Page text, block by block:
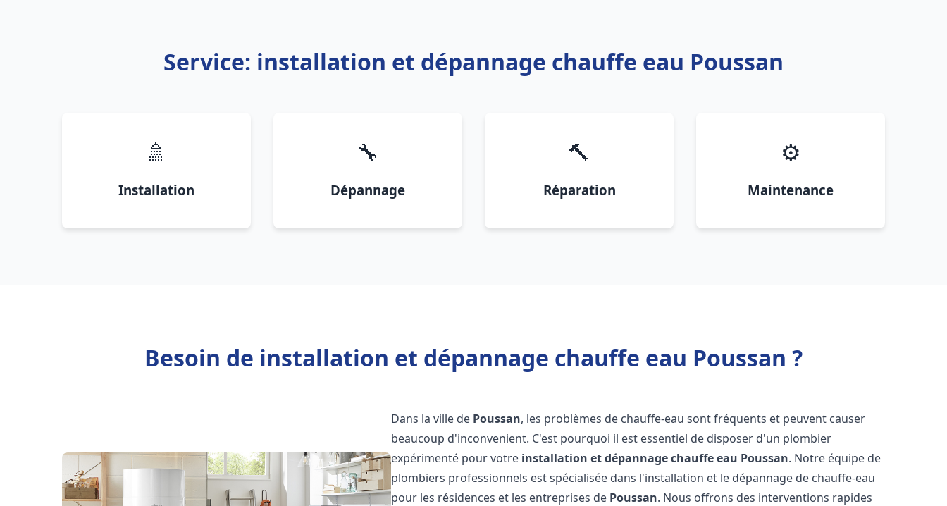
Service: installation et dépannage chauffe eau Poussan
🚿
Installation
🔧
Dépannage
🔨
Réparation
⚙️
Maintenance
Besoin de installation et dépannage chauffe eau Poussan ?
Dans la ville de Poussan, les problèmes de chauffe-eau sont fréquents et peuvent causer
beaucoup d'inconvenient. C'est pourquoi il est essentiel de disposer d'un plombier
expérimenté pour votre installation et dépannage chauffe eau Poussan. Notre équipe de
plombiers professionnels est spécialisée dans l'installation et le dépannage de chauffe-eau
pour les résidences et les entreprises de Poussan. Nous offrons des interventions rapides